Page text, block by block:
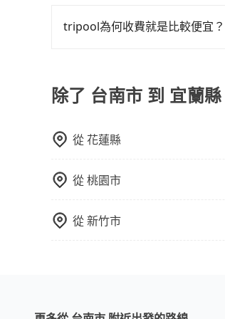
通常以每小時為單位，客戶可
tripool為何收費就是比較便宜？
顧客評分較低的司機，且車輛均
口罩。tripool之所以能將價格壓
能用更少的司機來服務更多的旅
午以前均可全額取消退費，如已
除了 台南市 到 宜蘭
從花蓮縣
從桃園市
從新竹市